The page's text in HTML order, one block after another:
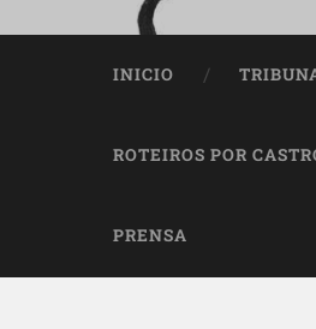
INICIO
ROTEIROS POR
PRENSA